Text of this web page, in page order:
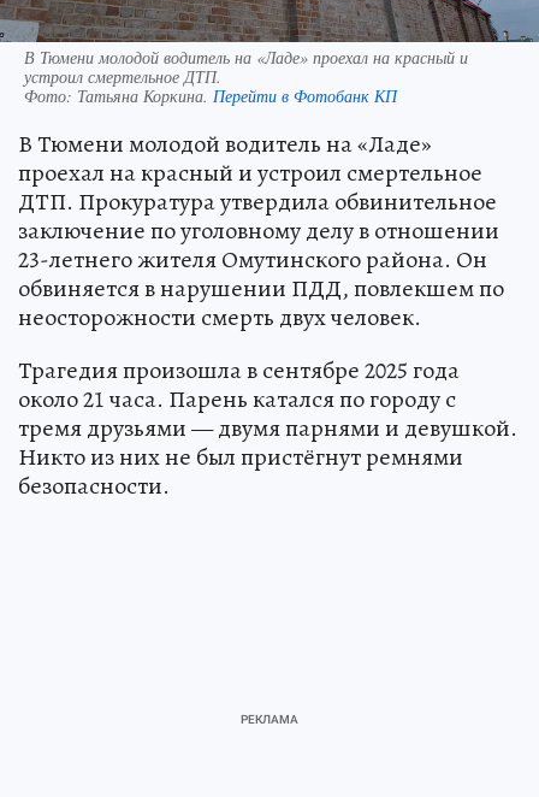
В Тюмени молодой водитель на «Ладе» проехал на красный и
устроил смертельное ДТП.
Фото: Татьяна Коркина. Перейти в Фотобанк КП
В Тюмени молодой водитель на «Ладе»
проехал на красный и устроил смертельное
ДТП. Прокуратура утвердила обвинительное
заключение по уголовному делу в отношении
23-летнего жителя Омутинского района. Он
обвиняется в нарушении ПДД, повлекшем по
неосторожности смерть двух человек.
Трагедия произошла в сентябре 2025 года
около 21 часа. Парень катался по городу с
тремя друзьями — двумя парнями и девушкой.
Никто из них не был пристёгнут ремнями
безопасности.